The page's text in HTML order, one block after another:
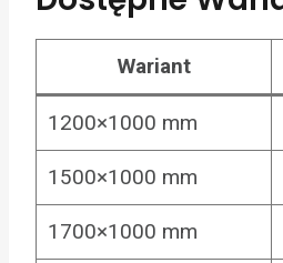
Wariant
1200×1000 mm
1500×1000 mm
1700×1000 mm